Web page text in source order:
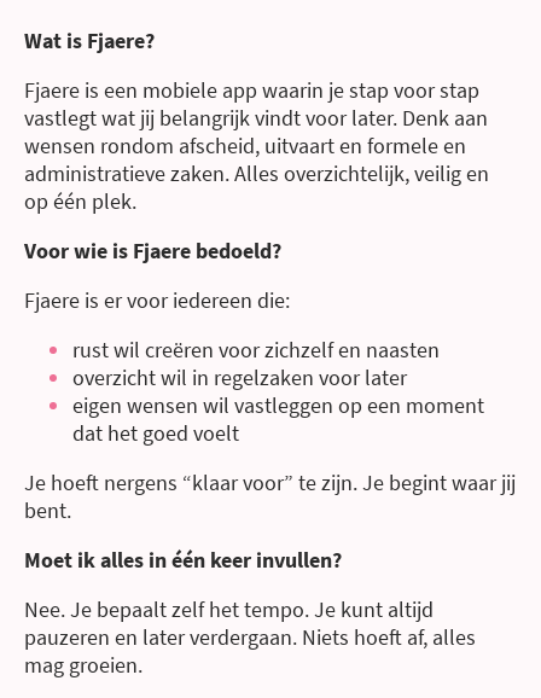
Wat is Fjaere?
Fjaere is een mobiele app waarin je stap voor stap
vastlegt wat jij belangrijk vindt voor later. Denk aan
wensen rondom afscheid, uitvaart en formele en
administratieve zaken. Alles overzichtelijk, veilig en
op één plek.
Voor wie is Fjaere bedoeld?
Fjaere is er voor iedereen die:
rust wil creëren voor zichzelf en naasten
overzicht wil in regelzaken voor later
eigen wensen wil vastleggen op een moment
dat het goed voelt
Je hoeft nergens “klaar voor” te zijn. Je begint waar jij
bent.
Moet ik alles in één keer invullen?
Nee. Je bepaalt zelf het tempo. Je kunt altijd
pauzeren en later verdergaan. Niets hoeft af, alles
mag groeien.